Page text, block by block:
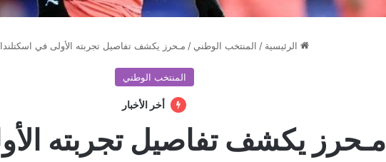
الرئيسية / المنتخب الوطني / مـحرز يكشف تفاصيل تجربته الأولى في اسكتلندا
المنتخب الوطني
أخر الأخبار
مـحرز يكشف تفاصيل تجربته